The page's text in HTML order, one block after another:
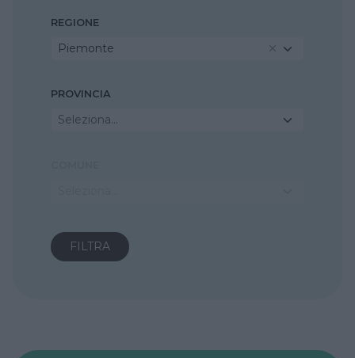
REGIONE
Piemonte
PROVINCIA
Seleziona...